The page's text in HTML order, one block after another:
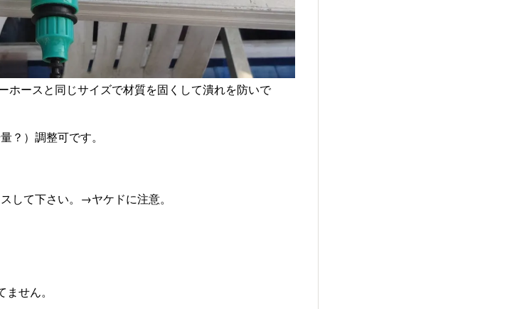
ースと同じサイズで材質を固くして潰れを防いで
）調整可です。
して下さい。→ヤケドに注意。
ん。